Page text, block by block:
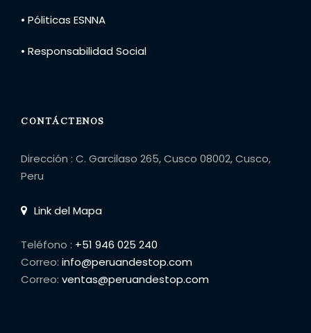
• Póliticas ESNNA
• Responsabilidad Social
CONTÁCTENOS
Dirección : C. Garcilaso 265, Cusco 08002, Cusco,
Peru
Link del Mapa
Teléfono : +51 946 025 240
Correo: info@peruandestop.com
Correo: ventas@peruandestop.com